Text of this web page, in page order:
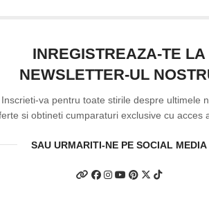
INREGISTREAZA-TE LA
NEWSLETTER-UL
Inscrieti-va pentru toate stirile despre ultimele
si obtineti cumparaturi exclusive cu acces
SAU URMARITI-NE PE SOCIAL MEDIA